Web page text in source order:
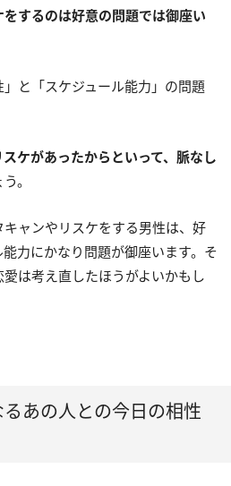
するのは好意の問題では御座い
と「スケジュール能力」の問題
スケがあったからといって、脈なし
。
ャンやリスケをする男性は、好
力にかなり問題が御座います。そ
は考え直したほうがよいかもし
るあの人との今日の相性